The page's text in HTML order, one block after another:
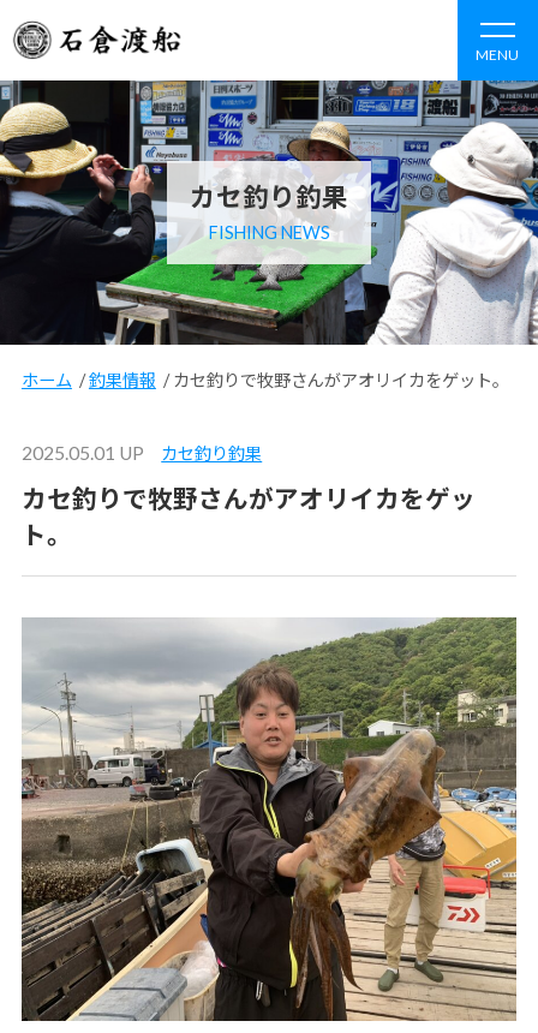
MENU
カセ釣り釣果
FISHING NEWS
ホーム /釣果情報 /カセ釣りで牧野さんがアオリイカをゲット。
2025.05.01 UP カセ釣り釣果
カセ釣りで牧野さんがアオリイカをゲッ
ト。